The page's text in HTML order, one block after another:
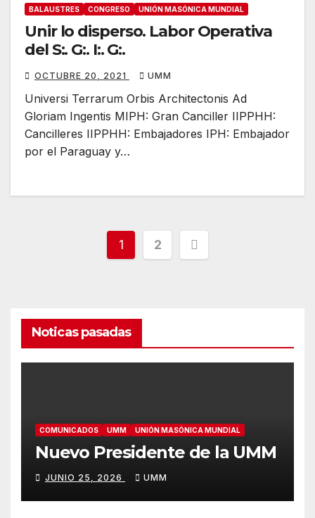
BALAUSTRES CONGRESO UNIÓN MASÓNICA MUNDIAL
Unir lo disperso. Labor Operativa
del S:. G:. I:. G:.
OCTUBRE 20, 2021 UMM
Universi Terrarum Orbis Architectonis Ad
Gloriam Ingentis MIPH: Gran Canciller IIPPHH:
Cancilleres IIPPHH: Embajadores IPH: Embajador
por el Paraguay y…
Paginación
1 2
Noticas pasadas
COMUNICADOS UMM UNIÓN MASÓNICA MUNDIAL
Nuevo Presidente de la UMM
JUNIO 25, 2026 UMM